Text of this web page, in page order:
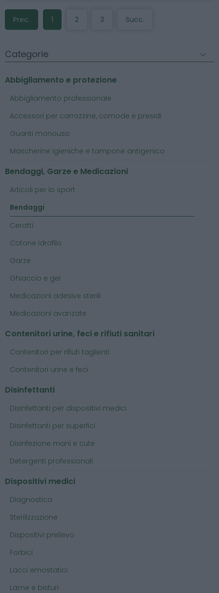
Prec. 1 2 3 Succ.
Categorie
Abbigliamento e protezione
Abbigliamento professionale
Accessori per carrozzine, comode e presidi
Guanti monouso
Mascherine igieniche e tampone antigenico
Bendaggi, Garze e Medicazioni
Articoli per lo sport
Bendaggi
Cerotti
Cotone idrofilo
Garze
Ghiaccio e gel
Medicazioni adesive sterili
Medicazioni avanzate
Contenitori urine, feci e rifiuti sanitari
Contenitori per rifiuti taglienti
Contenitori urine e feci
Disinfettanti
Disinfettanti per dispositivi medici
Disinfettanti per superfici
Disinfezione mani e cute
Detergenti professionali
Dispositivi medici
Diagnostica
Sterilizzazione
Dispositivi prelievo
Forbici
Lacci emostatici
Lame e bisturi